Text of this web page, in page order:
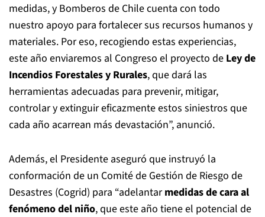
medidas, y Bomberos de Chile cuenta con todo
nuestro apoyo para fortalecer sus recursos humanos y
materiales. Por eso, recogiendo estas experiencias,
este año enviaremos al Congreso el proyecto de Ley de
Incendios Forestales y Rurales, que dará las
herramientas adecuadas para prevenir, mitigar,
controlar y extinguir eficazmente estos siniestros que
cada año acarrean más devastación”, anunció.
Además, el Presidente aseguró que instruyó la
conformación de un Comité de Gestión de Riesgo de
Desastres (Cogrid) para “adelantarmedidas de cara al
fenómeno del niño, que este año tiene el potencial de